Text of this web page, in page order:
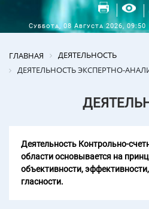
Суббота, 08 Августа 2026, 09:50
ГЛАВНАЯ
ДЕЯТЕЛЬНОСТЬ
ДЕЯТЕЛЬНОСТЬ ЭКСПЕРТНО-
Деятельность Контрольно-
области основывается на
объективности,
гласности.